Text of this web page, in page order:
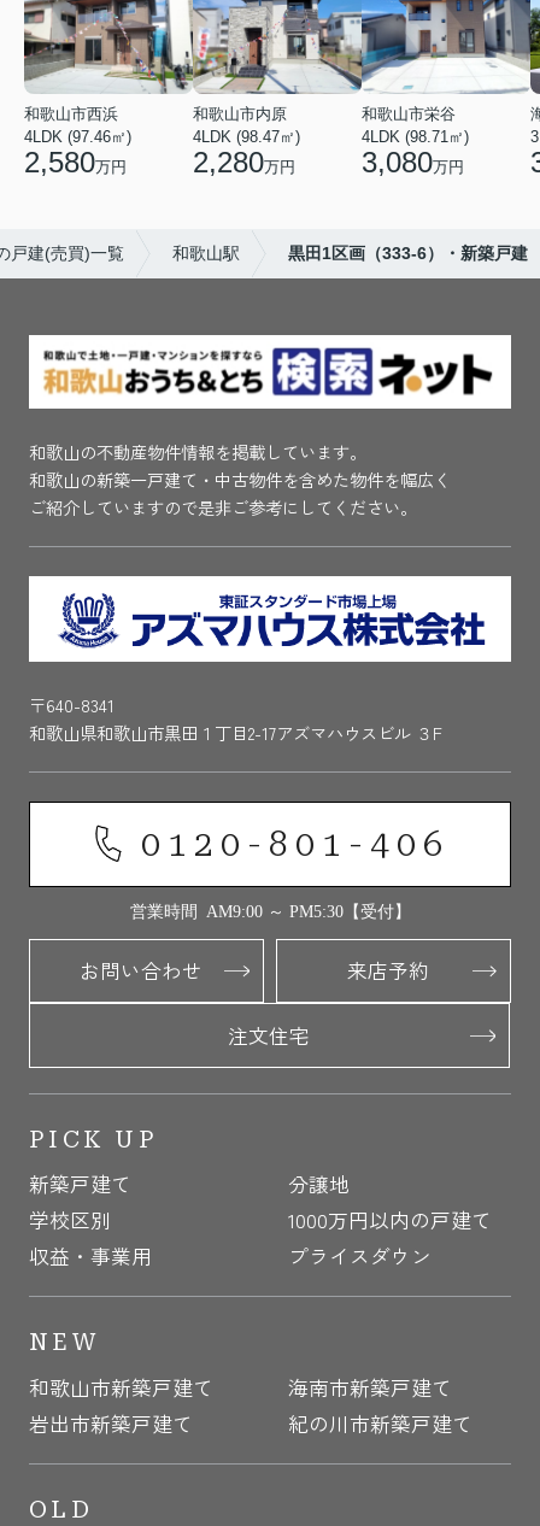
和歌山市西浜
4LDK (97.46㎡)
2,580万円
和歌山市内原
4LDK (98.47㎡)
2,280万円
和歌山市栄谷
4LDK (98.71㎡)
3,080万円
戸建(売買)一覧 和歌山駅 黒田1区画（333-6）・新築戸建
和歌山の不動産物件情報を掲載しています。
和歌山の新築一戸建て・中古物件を含めた物件を幅広く
ご紹介していますので是非ご参考にしてください。
〒640-8341
和歌山県和歌山市黒田１丁目2-17アズマハウスビル ３F
0120-801-406
営業時間 AM9:00 ～ PM5:30【受付】
お問い合わせ 来店予約
注文住宅
PICK UP
新築戸建て
分譲地
学校区別
1000万円以内の戸建て
収益・事業用
プライスダウン
NEW
和歌山市新築戸建て
海南市新築戸建て
岩出市新築戸建て
紀の川市新築戸建て
OLD